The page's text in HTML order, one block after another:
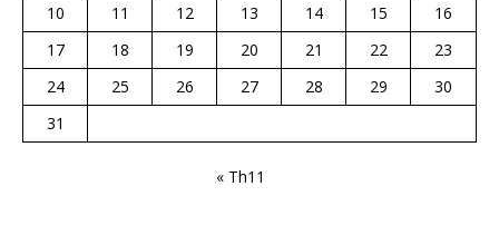
10
11 12 13 14 15
16
17
18 19 20 21 22
23
24
25 26 27 28 29
30
31
« Th11